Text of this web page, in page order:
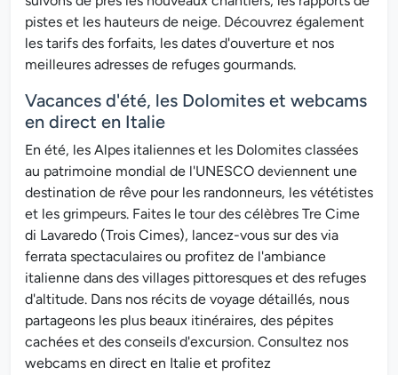
pistes et les hauteurs de neige. Découvrez également
les tarifs des forfaits, les dates d'ouverture et nos
meilleures adresses de refuges gourmands.
Vacances d'été, les Dolomites et webcams
en direct en Italie
En été, les Alpes italiennes et les Dolomites classées
au patrimoine mondial de l'UNESCO deviennent une
destination de rêve pour les randonneurs, les vététistes
et les grimpeurs. Faites le tour des célèbres Tre Cime
di Lavaredo (Trois Cimes), lancez-vous sur des via
ferrata spectaculaires ou profitez de l'ambiance
italienne dans des villages pittoresques et des refuges
d'altitude. Dans nos récits de voyage détaillés, nous
partageons les plus beaux itinéraires, des pépites
cachées et des conseils d'excursion. Consultez nos
webcams en direct en Italie et profitez